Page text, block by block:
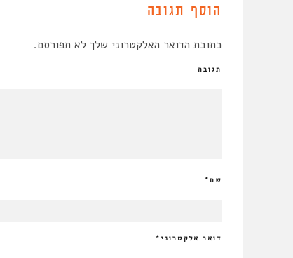
הוסף תגובה
כתובת הדואר האלקטרוני שלך לא תפורסם.
תגובה
שם*
דואר אלקטרוני *